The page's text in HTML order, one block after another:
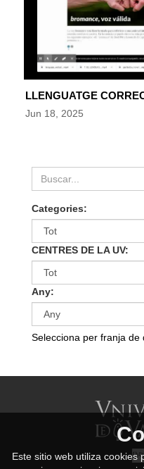
LLENGUATGE
Jun 18, 2025
Categories:
CENTRES DE LA UV:
Any:
Selecciona per franja de
Este sitio web utiliza